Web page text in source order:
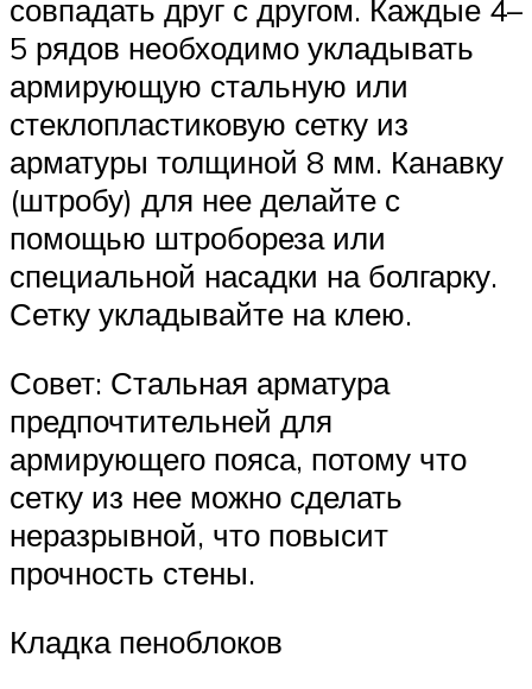
совпадать друг с другом. Каждые 4–
5 рядов необходимо укладывать
армирующую стальную или
стеклопластиковую сетку из
арматуры толщиной 8 мм. Канавку
(штробу) для нее делайте с
помощью штробореза или
специальной насадки на болгарку.
Сетку укладывайте на клею.
Совет: Стальная арматура
предпочтительней для
армирующего пояса, потому что
сетку из нее можно сделать
неразрывной, что повысит
прочность стены.
Кладка пеноблоков